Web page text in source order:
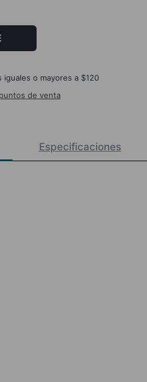
o mayores a $120
de venta
Especificaciones